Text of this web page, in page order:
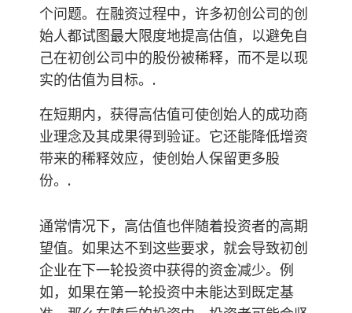
个问题。在融资过程中，许多初创公司的创
始人都试图最大限度地提高估值，以避免自
己在初创公司中的股份被稀释，而不是以现
实的估值为目标。.
在短期内，获得高估值可使创始人的成功商
业理念及其成果得到验证。它还能降低增资
带来的稀释效应，使创始人保留更多股
份。.
通常情况下，高估值也伴随着投资者的高期
望值。如果达不到这些要求，就会导致初创
企业在下一轮投资中获得的资金减少。例
如，如果在第一轮投资中未能达到既定基